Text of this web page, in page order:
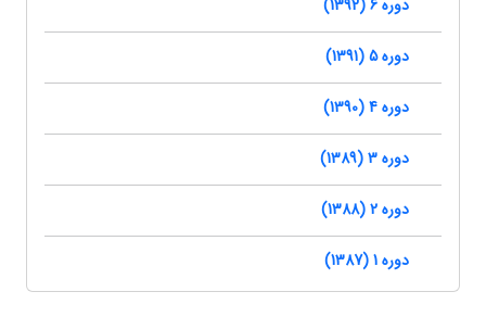
دوره 6 (1392)
دوره 5 (1391)
دوره 4 (1390)
دوره 3 (1389)
دوره 2 (1388)
دوره 1 (1387)